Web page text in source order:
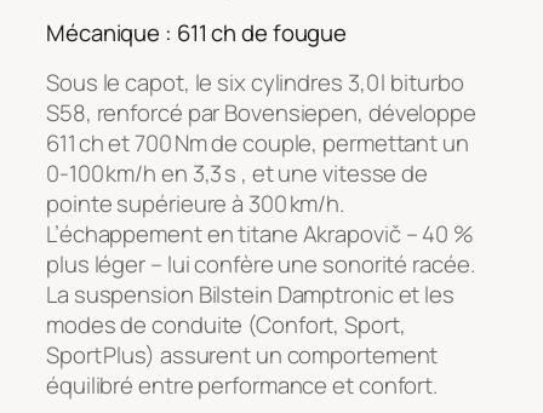
Mécanique : 611 ch de fougue
Sous le capot, le six cylindres 3,0 l biturbo
S58, renforcé par Bovensiepen, développe
611 ch et 700 Nm de couple, permettant un
0‑100 km/h en 3,3 s , et une vitesse de
pointe supérieure à 300 km/h.
L’échappement en titane Akrapovič – 40 %
plus léger – lui confère une sonorité racée.
La suspension Bilstein Damptronic et les
modes de conduite (Confort, Sport,
Sport Plus) assurent un comportement
équilibré entre performance et confort.